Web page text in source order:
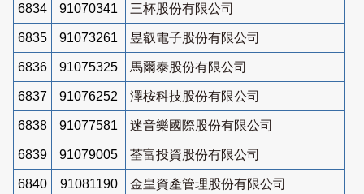
6834 91070341 三杯股份有限公司
6835 91073261 昱叡電子股份有限公司
6836 91075325 馬爾泰股份有限公司
6837 91076252 澤桉科技股份有限公司
6838 91077581 迷音樂國際股份有限公司
6839 91079005 荃富投資股份有限公司
6840 91081190 金皇資產管理股份有限公司